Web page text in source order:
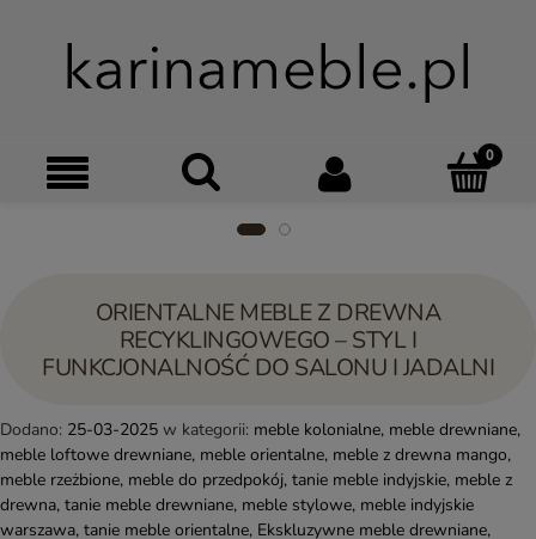
Menu Szukaj Moje
ORIENTALNE MEBLE Z DREWNA
RECYKLINGOWEGO – STYL I
FUNKCJONALNOŚĆ DO SALONU I JADALNI
Dodano: 25-03-2025 w kategorii: meble kolonialne, meble drewniane,
meble loftowe drewniane, meble orientalne, meble z drewna mango,
meble rzeżbione, meble do przedpokój, tanie meble indyjskie, meble z
drewna, tanie meble drewniane, meble stylowe, meble indyjskie
warszawa, tanie meble orientalne, Ekskluzywne meble drewniane,